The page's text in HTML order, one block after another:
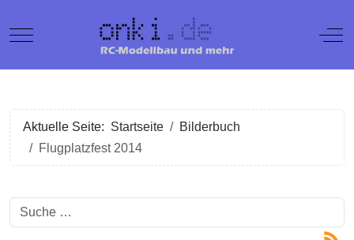
Mobile Menu Toggle Off-
Aktuelle Seite: Startseite
Bilderbuch
Flugplatzfest 2014
Suchen